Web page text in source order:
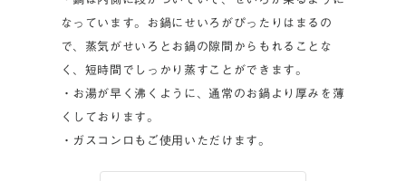
なっています。お鍋にせいろがぴったりはまるの
で、蒸気がせいろとお鍋の隙間からもれることな
く、短時間でしっかり蒸すことができます。
・お湯が早く沸くように、通常のお鍋より厚みを薄
くしております。
・ガスコンロもご使用いただけます。